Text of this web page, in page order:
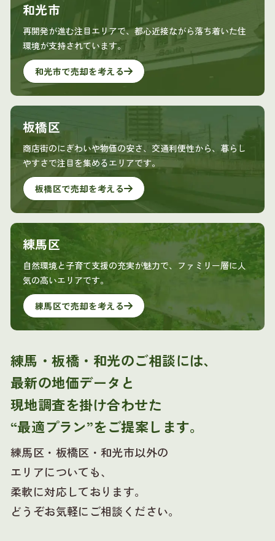
和光市
再開発が進む注目エリアで、都心近接ながら落ち着いた住
環境が支持されています。
和光市で売却を考える
板橋区
商店街のにぎわいや物価の安さ、交通利便性から、暮らし
やすさで注目を集めるエリアです。
板橋区で売却を考える
練馬区
自然環境と子育て支援の充実が魅力で、ファミリー層に人
気の高いエリアです。
練馬区で売却を考える
練馬・板橋・和光のご相談には、
最新の地価データと
現地調査を掛け合わせた
“最適プラン”をご提案します。
練馬区・板橋区・和光市以外の
エリアについても、
柔軟に対応しております。
どうぞお気軽にご相談ください。